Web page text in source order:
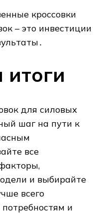
кроссовки
– это инвестиции
для силовых
шаг на пути к
все
и выбирайте
всего
и